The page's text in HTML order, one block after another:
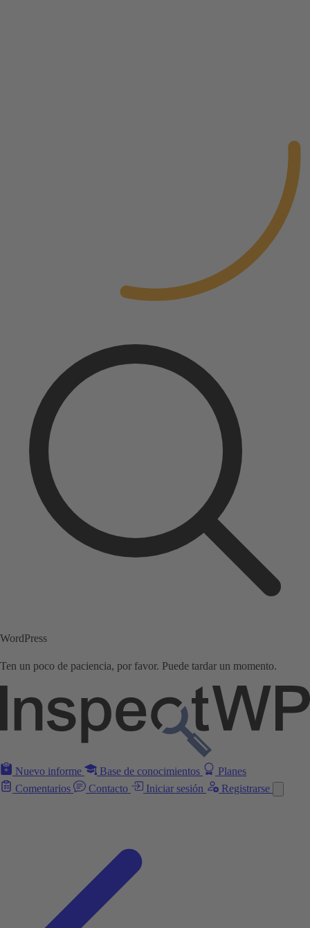
WordPress
Ten un poco de paciencia, por favor. Puede tardar un momento.
Nuevo informe Base de conocimientos
Planes
Comentarios
Contacto Iniciar sesión Registrarse